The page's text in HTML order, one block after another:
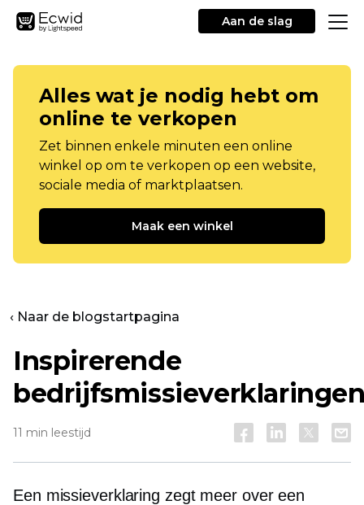
Aan de slag
Alles wat je nodig hebt om
online te verkopen
Zet binnen enkele minuten een online
winkel op om te verkopen op een website,
sociale media of marktplaatsen.
Maak een winkel
‹ Naar de blogstartpagina
Inspirerende
11 min leestijd
Een missieverklaring zegt meer over een